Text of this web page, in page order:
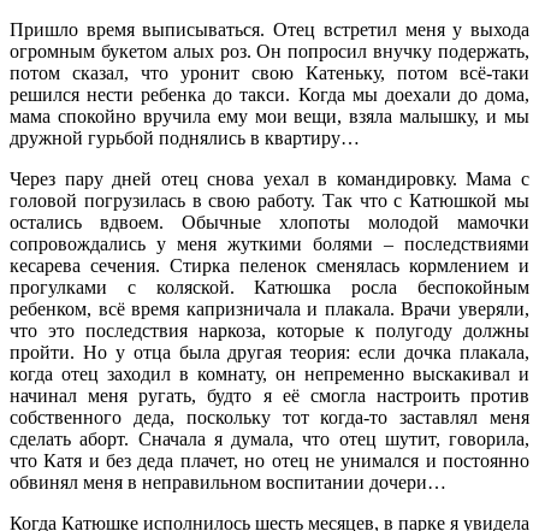
Пришло время выписываться. Отец встретил меня у выхода
огромным букетом алых роз. Он попросил внучку подержать,
потом сказал, что уронит свою Катеньку, потом всё-таки
решился нести ребенка до такси. Когда мы доехали до дома,
мама спокойно вручила ему мои вещи, взяла малышку, и мы
дружной гурьбой поднялись в квартиру…
Через пару дней отец снова уехал в командировку. Мама с
головой погрузилась в свою работу. Так что с Катюшкой мы
остались вдвоем. Обычные хлопоты молодой мамочки
сопровождались у меня жуткими болями – последствиями
кесарева сечения. Стирка пеленок сменялась кормлением и
прогулками с коляской. Катюшка росла беспокойным
ребенком, всё время капризничала и плакала. Врачи уверяли,
что это последствия наркоза, которые к полугоду должны
пройти. Но у отца была другая теория: если дочка плакала,
когда отец заходил в комнату, он непременно выскакивал и
начинал меня ругать, будто я её смогла настроить против
собственного деда, поскольку тот когда-то заставлял меня
сделать аборт. Сначала я думала, что отец шутит, говорила,
что Катя и без деда плачет, но отец не унимался и постоянно
обвинял меня в неправильном воспитании дочери…
Когда Катюшке исполнилось шесть месяцев, в парке я увидела